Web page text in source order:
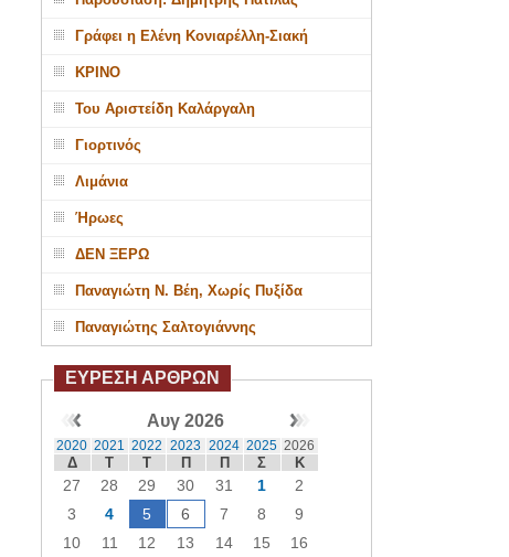
Γράφει η Ελένη Κονιαρέλλη-Σιακή
ΚΡΙΝΟ
Του Αριστείδη Καλάργαλη
Γιορτινός
Λιμάνια
Ήρωες
ΔΕΝ ΞΕΡΩ
Παναγιώτη Ν. Βέη, Χωρίς Πυξίδα
Παναγιώτης Σαλτογιάννης
ΕΥΡΕΣΗ ΑΡΘΡΩΝ
Αυγ 2026
2020 2021 2022 2023 2024 2025 2026
Δ Τ Τ Π Π Σ Κ
27 28 29 30 31 1
2
3
4 5 6 7 8
9
10
11 12 13 14 15
16